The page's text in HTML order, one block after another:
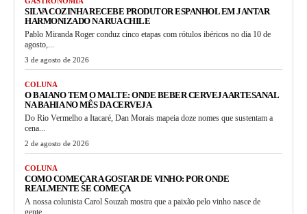
SILVA COZINHA RECEBE PRODUTOR ESPANHOL EM JANTAR
HARMONIZADO NA RUA CHILE
Pablo Miranda Roger conduz cinco etapas com rótulos ibéricos no dia 10 de
agosto,...
3 de agosto de 2026
COLUNA
O BAIANO TEM O MALTE: ONDE BEBER CERVEJA ARTESANAL
NA BAHIA NO MÊS DA CERVEJA
Do Rio Vermelho a Itacaré, Dan Morais mapeia doze nomes que sustentam a
cena...
2 de agosto de 2026
COLUNA
COMO COMEÇAR A GOSTAR DE VINHO: POR ONDE
REALMENTE SE COMEÇA
A nossa colunista Carol Souzah mostra que a paixão pelo vinho nasce de
gente,...